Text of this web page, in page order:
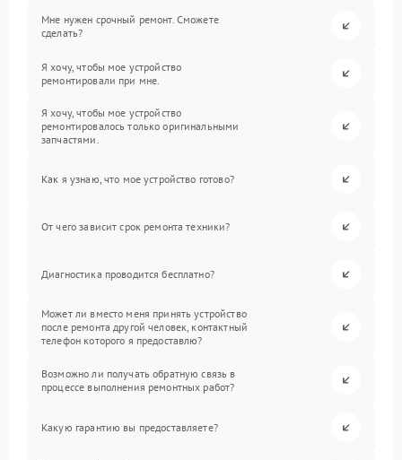
Мне нужен срочный ремонт. Сможете
сделать?
Я хочу, чтобы мое устройство
ремонтировали при мне.
Я хочу, чтобы мое устройство
ремонтировалось только оригинальными
запчастями.
Как я узнаю, что мое устройство готово?
От чего зависит срок ремонта техники?
Диагностика проводится бесплатно?
Может ли вместо меня принять устройство
после ремонта другой человек, контактный
телефон которого я предоставлю?
Возможно ли получать обратную связь в
процессе выполнения ремонтных работ?
Какую гарантию вы предоставляете?